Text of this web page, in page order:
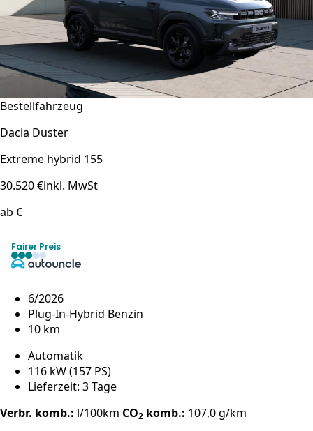
Bestellfahrzeug
Dacia Duster
Extreme hybrid 155
30.520 €inkl. MwSt
ab €
Fairer Preis
6/2026
Plug-In-Hybrid Benzin
10 km
Automatik
116 kW (157 PS)
Lieferzeit: 3 Tage
Verbr. komb.: l/100km CO2 komb.: 107,0 g/km